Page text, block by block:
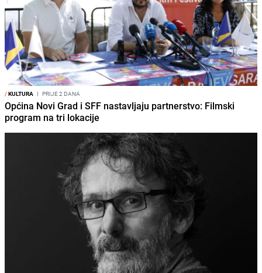
/KULTURA I PRIJE 2 DANA
Općina Novi Grad i SFF nastavljaju partnerstvo: Filmski
program na tri lokacije